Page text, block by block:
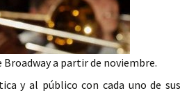
a partir de noviembre.
y al público con cada uno de sus